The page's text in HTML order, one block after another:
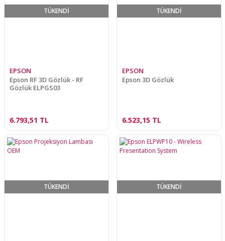
TÜKENDİ
EPSON
Epson RF 3D Gözlük - RF
Gözlük ELPGS03
6.793,51 TL
TÜKENDİ
EPSON
Epson 3D Gözlük
6.523,15 TL
TÜKENDİ TÜKENDİ